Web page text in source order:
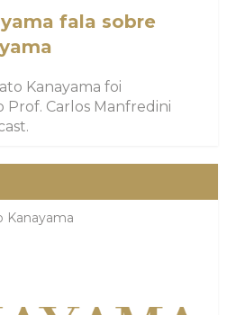
fala sobre
Kanayama foi
Carlos Manfredini
Kanayama